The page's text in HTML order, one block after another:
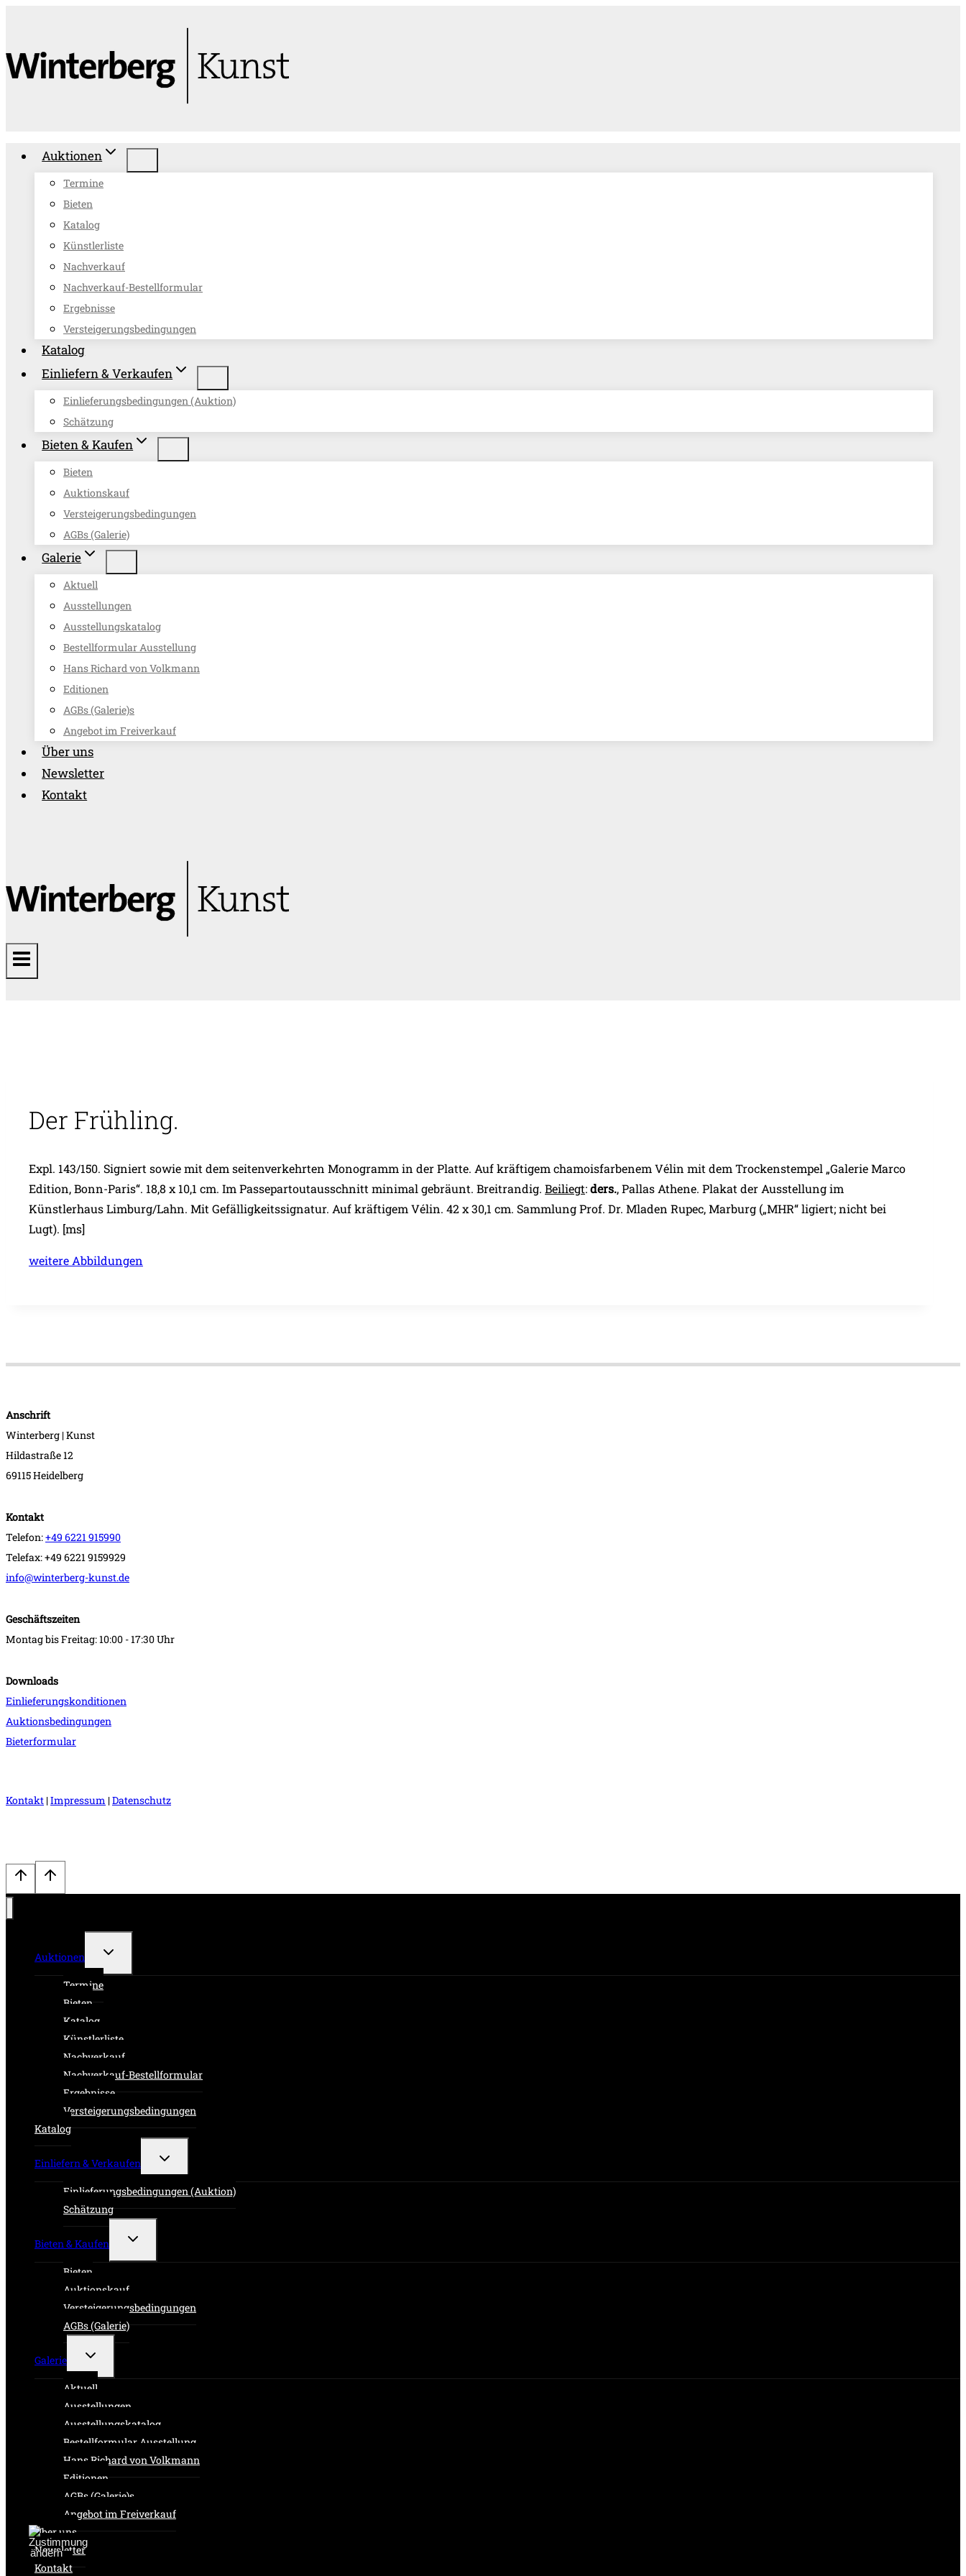
springen
Auktionen
Termine
Bieten
Katalog
Künstlerliste
Nachverkauf
Nachverkauf-Bestellformular
Ergebnisse
Versteigerungsbedingungen
Katalog
Einliefern & Verkaufen
Einlieferungsbedingungen (Auktion)
Schätzung
Bieten & Kaufen
Bieten
Auktionskauf
Versteigerungsbedingungen
AGBs (Galerie)
Galerie
Aktuell
Ausstellungen
Ausstellungskatalog
Bestellformular Ausstellung
Hans Richard von Volkmann
Editionen
AGBs (Galerie)s
Angebot im Freiverkauf
Über uns
Newsletter
Kontakt
Der Frühling.
Expl. 143/150. Signiert sowie mit dem seitenverkehrten Monogramm in der Platte. Auf kräftigem chamoisfarbenem Vélin mit dem Trockenstempel „Galerie Marco
Edition, Bonn-Paris“. 18,8 x 10,1 cm. Im Passepartoutausschnitt minimal gebräunt. Breitrandig. Beiliegt:ders., Pallas Athene. Plakat der Ausstellung im
Künstlerhaus Limburg/Lahn. Mit Gefälligkeitssignatur. Auf kräftigem Vélin. 42 x 30,1 cm. Sammlung Prof. Dr. Mladen Rupec, Marburg („MHR“ ligiert; nicht bei
Lugt). [ms]
weitere Abbildungen
Anschrift
Winterberg | Kunst
Hildastraße 12
69115 Heidelberg
Kontakt
Telefon:+49 6221 915990
Telefax: +49 6221 9159929
info@winterberg-kunst.de
Geschäftszeiten
Montag bis Freitag: 10:00 - 17:30 Uhr
Downloads
Einlieferungskonditionen
Auktionsbedingungen
Bieterformular
Kontakt |Impressum |Datenschutz
Auktionen
Untermenü
Termine
Bieten
Katalog
Künstlerliste
Nachverkauf
Nachverkauf-Bestellformular
Ergebnisse
Versteigerungsbedingungen
Katalog
Einliefern & Verkaufen
Untermenü
Einlieferungsbedingungen (Auktion)
Schätzung
Bieten & Kaufen
Untermenü
Bieten
Auktionskauf
Versteigerungsbedingungen
AGBs (Galerie)
Galerie
Untermenü
Aktuell
Ausstellungen
Ausstellungskatalog
Bestellformular Ausstellung
Hans Richard von Volkmann
Editionen
AGBs (Galerie)s
Angebot im Freiverkauf
Über uns
Newsletter
Kontakt